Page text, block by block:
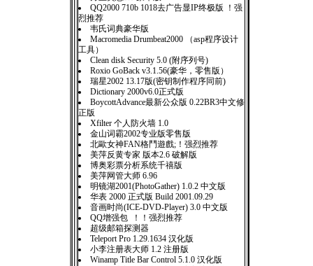
QQ2000 710b 1018去广告显IP终极版 ！强
烈推荐
韦氏词典豪华版
Macromedia Drumbeat2000 （asp程序设计
工具）
Clean disk Security 5.0 (附序列号)
Roxio GoBack v3.1.56(豪华，零售版）
瑞星2002 13.17版(密钥制作程序同前)
Dictionary 2000v6.0正式版
BoycottAdvance最新公众版 0.22BR3中文修
正版
Xfilter 个人防火墙 1.0
金山词霸2002专业版零售版
北歐女神FAN格鬥遊戲;！强烈推荐
美萍反黄专家 版本2.6 破解版
博奥彩票分析系统千禧版
美萍网管大师 6.96
明镜湖2001(PhotoGather) 1.0.2 中文版
华表 2000 正式版 Build 2001.09.29
音画时尚(ICE-DVD-Player) 3.0 中文版
QQ增强包 ！！强烈推荐
超级邮箱探测器
Teleport Pro 1.29.1634 汉化版
小李注册表大师 1.2 注册版
Winamp Title Bar Control 5.1.0 汉化版